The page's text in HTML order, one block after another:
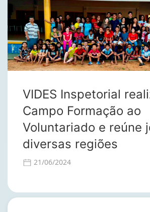
VIDES Inspetorial
Campo Formação ao
Voluntariado e reúne
diversas regiões
21/06/2024